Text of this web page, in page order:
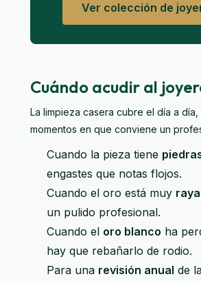
Ver colección de
Cuándo acudir al
La limpieza casera cubre el día a
momentos en que conviene un
Cuando la pieza tiene
engastes que notas flojos.
Cuando el oro está muy
un pulido profesional.
Cuando el oro blanco ha
hay que rebañarlo de rodio.
Para una revisión anual de